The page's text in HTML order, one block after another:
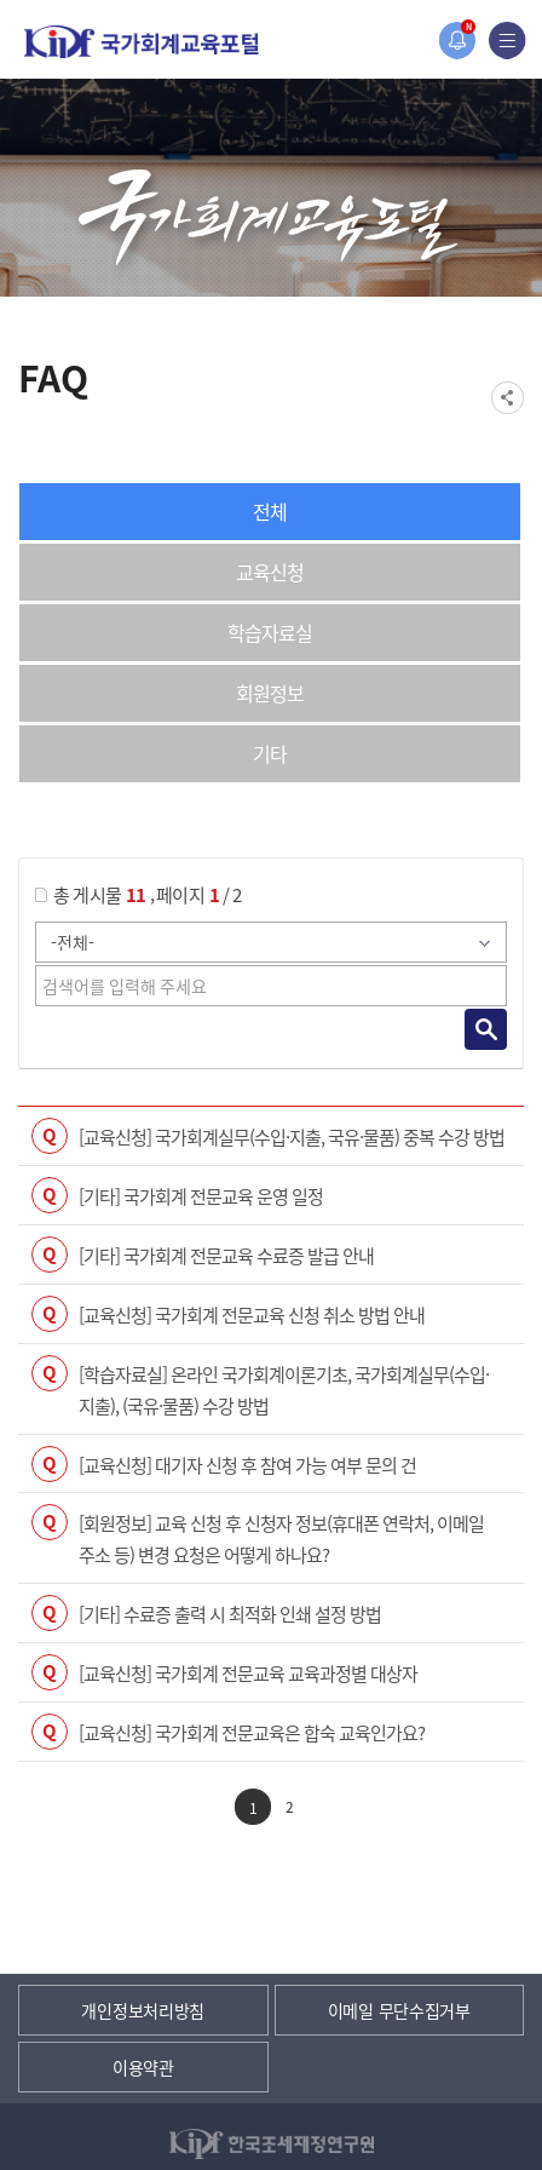
N
홈페이지가 새롭게 개편되었습니다.
한국조세재정연구원홈페이지가 새롭게 개설되었습니다.
FAQ
전체
교육신청
학습자료실
회원정보
기타
총 게시물 11 ,페이지 1/ 2
Q [교육신청] 국가회계실무(수입·지출, 국유·물품) 중복 수강 방법
Q [기타] 국가회계 전문교육 운영 일정
Q [기타] 국가회계 전문교육 수료증 발급 안내
Q [교육신청] 국가회계 전문교육 신청 취소 방법 안내
Q
[학습자료실] 온라인 국가회계이론기초, 국가회계실무(수입·
지출), (국유·물품) 수강 방법
Q [교육신청] 대기자 신청 후 참여 가능 여부 문의 건
Q
[회원정보] 교육 신청 후 신청자 정보(휴대폰 연락처, 이메일
주소 등) 변경 요청은 어떻게 하나요?
Q [기타] 수료증 출력 시 최적화 인쇄 설정 방법
Q [교육신청] 국가회계 전문교육 교육과정별 대상자
Q [교육신청] 국가회계 전문교육은 합숙 교육인가요?
1 2
개인정보처리방침 이메일 무단수집거부
이용약관